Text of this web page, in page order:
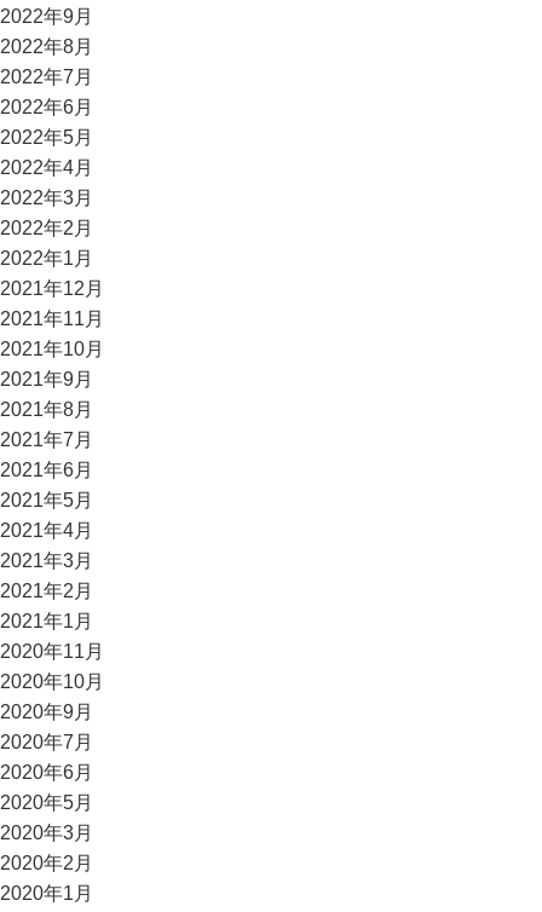
2022年9月
2022年8月
2022年7月
2022年6月
2022年5月
2022年4月
2022年3月
2022年2月
2022年1月
2021年12月
2021年11月
2021年10月
2021年9月
2021年8月
2021年7月
2021年6月
2021年5月
2021年4月
2021年3月
2021年2月
2021年1月
2020年11月
2020年10月
2020年9月
2020年7月
2020年6月
2020年5月
2020年3月
2020年2月
2020年1月